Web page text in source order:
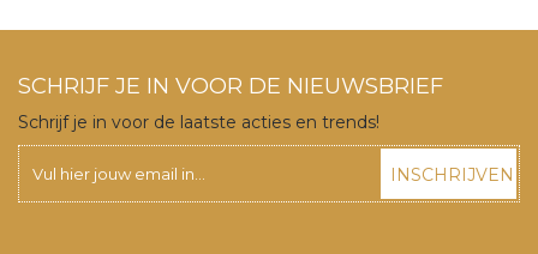
SCHRIJF JE IN VOOR DE NIEUWSBRIEF
Schrijf je in voor de laatste acties en trends!
INSCHRIJVEN